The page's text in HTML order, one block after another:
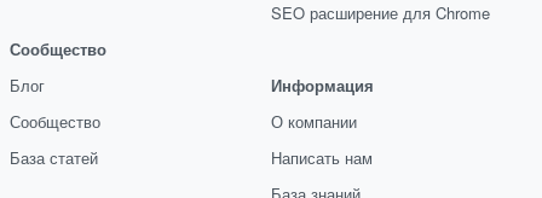
Сообщество
Блог
Сообщество
База статей
SEO расширение для Chrome
Информация
О компании
Написать нам